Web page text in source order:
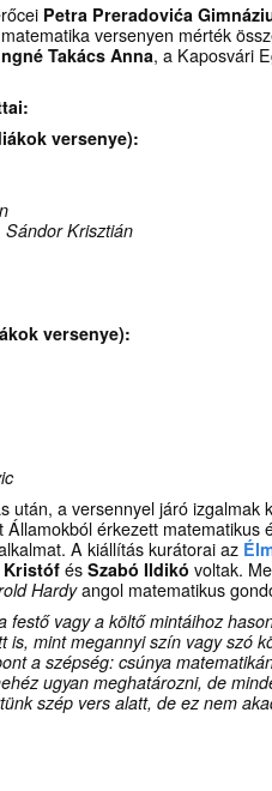
Petra Preradovića
versenyen mérték
Takács Anna, a Kaposvári
versenye):
Sándor Krisztián
versenye):
után, a versennyel járó izgalmak
Államokból érkezett matematikus
A kiállítás kurátorai az
Kristóf és Szabó Ildikó voltak.
Hardyangol matematikus
festő vagy a költő mintáihoz
is, mint megannyi szín vagy szó
a szépség: csúnya
ugyan meghatározni, de
szép vers alatt, de ez nem